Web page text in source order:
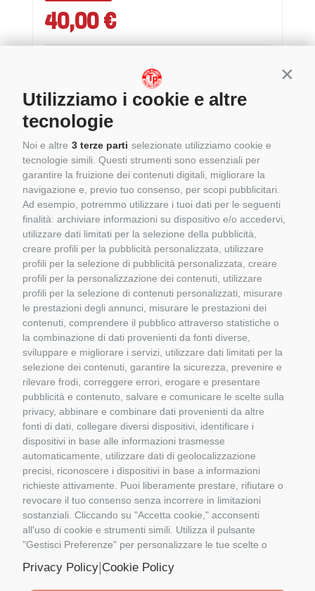
Utilizziamo i cookie e altre
tecnologie
Noi e altre 3 terze parti selezionate utilizziamo cookie e
tecnologie simili. Questi strumenti sono essenziali per
garantire la fruizione dei contenuti digitali, migliorare la
navigazione e, previo tuo consenso, per scopi pubblicitari.
Ad esempio, potremmo utilizzare i tuoi dati per le seguenti
finalità: archiviare informazioni su dispositivo e/o accedervi,
utilizzare dati limitati per la selezione della pubblicità,
creare profili per la pubblicità personalizzata, utilizzare
profili per la selezione di pubblicità personalizzata, creare
profili per la personalizzazione dei contenuti, utilizzare
profili per la selezione di contenuti personalizzati, misurare
le prestazioni degli annunci, misurare le prestazioni dei
contenuti, comprendere il pubblico attraverso statistiche o
la combinazione di dati provenienti da fonti diverse,
sviluppare e migliorare i servizi, utilizzare dati limitati per la
selezione dei contenuti, garantire la sicurezza, prevenire e
rilevare frodi, correggere errori, erogare e presentare
pubblicità e contenuto, salvare e comunicare le scelte sulla
privacy, abbinare e combinare dati provenienti da altre
fonti di dati, collegare diversi dispositivi, identificare i
dispositivi in base alle informazioni trasmesse
automaticamente, utilizzare dati di geolocalizzazione
precisi, riconoscere i dispositivi in base a informazioni
richieste attivamente. Puoi liberamente prestare, rifiutare o
revocare il tuo consenso senza incorrere in limitazioni
sostanziali. Cliccando su "Accetta cookie," acconsenti
all'uso di cookie e strumenti simili. Utilizza il pulsante
"Gestisci Preferenze" per personalizzare le tue scelte o
strettamente necessari. Puoi modificare le tue preferenze
in qualsiasi momento cliccando sul link "Preferenze
Privacy Policy Cookie Policy
40,00 €
Dettagli del prodotto
Fiat 750
Codice:UH 4056
Categoria:
Informazioni
Il Mio Account
Contattaci